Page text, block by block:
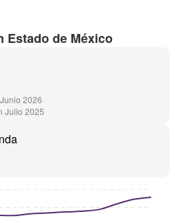
Estado de México
2026
Julio 2025